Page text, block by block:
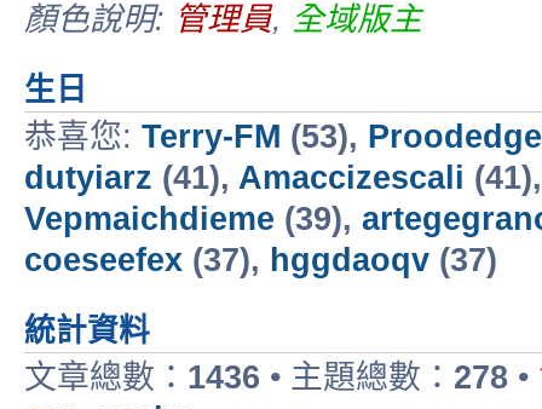
顏色說明: 管理員, 全域版主
生日
恭喜您: Terry-FM (53),
dutyiarz (41), Amaccizescali
Vepmaichdieme (39),
coeseefex (37), hggdaoqv (37)
統計資料
文章總數： 1436 • 主題總數： 278